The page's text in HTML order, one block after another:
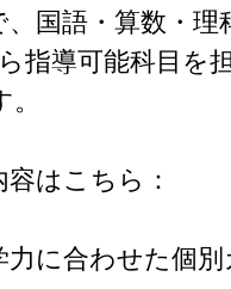
、国語・算数・理
指導可能科目を
はこちら：
力に合わせた個